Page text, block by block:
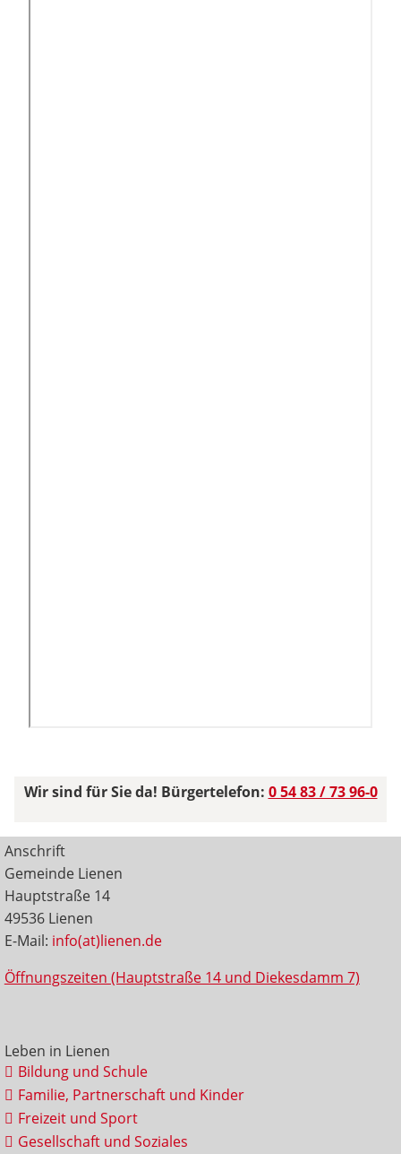
Wir sind für Sie da! Bürgertelefon: 0 54 83 / 73 96-0
Anschrift
Gemeinde Lienen
Hauptstraße 14
49536 Lienen
E-Mail: info(at)lienen.de
Öffnungszeiten (Hauptstraße 14 und Diekesdamm 7)
Leben in Lienen
Bildung und Schule
Familie, Partnerschaft und Kinder
Freizeit und Sport
Gesellschaft und Soziales